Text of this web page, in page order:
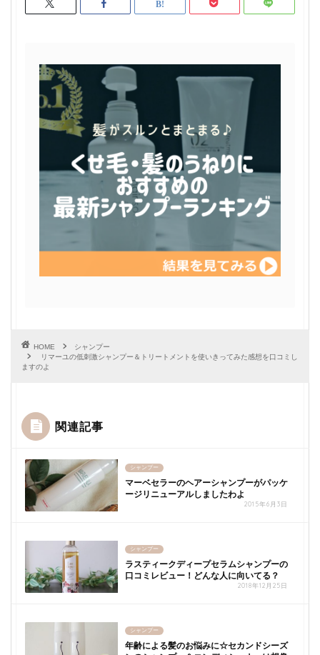
HOME
シャンプー
リマーユの低刺激シャンプー＆トリートメントを使いきってみた感想を口コミし
ますのよ
関連記事
シャンプー
マーベセラーのヘアーシャンプーがパッケ
ージリニューアルしましたわよ
2015年6月3日
シャンプー
ラスティークディープセラムシャンプーの
口コミレビュー！どんな人に向いてる？
2018年12月25日
シャンプー
年齢による髪のお悩みに☆セカンドシーズ